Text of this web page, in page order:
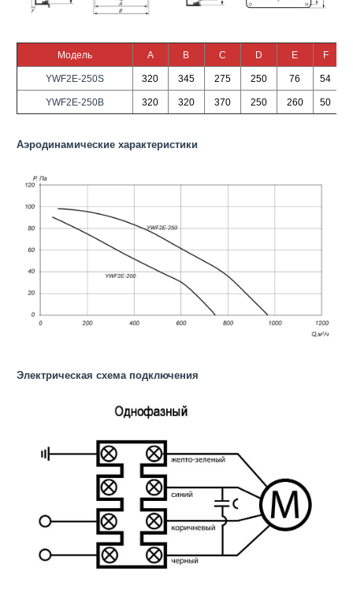
Модель A B C D E F
YWF2Е-250S 320 345 275 250 76 54
YWF2Е-250B 320 320 370 250 260 50
Аэродинамические характеристики
Электрическая схема подключения